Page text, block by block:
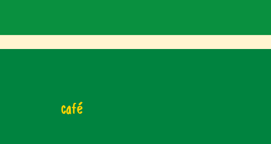
café